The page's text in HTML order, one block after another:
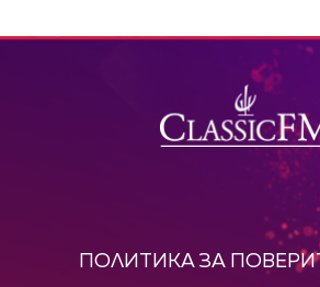
ПОЛИТИКА ЗА